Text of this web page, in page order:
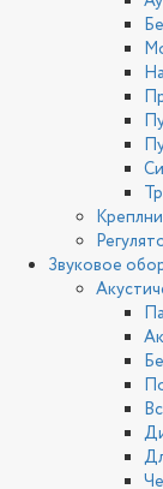
Звуковое